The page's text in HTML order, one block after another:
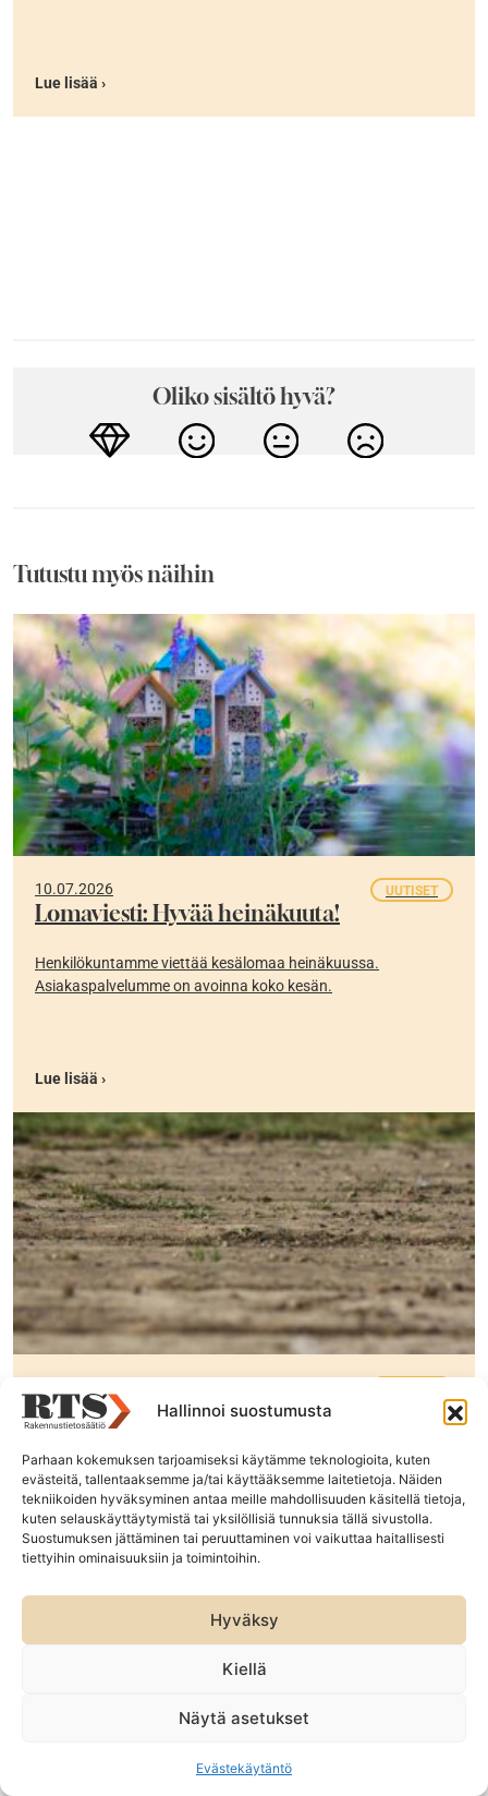
Hallinnoi suostumusta
Parhaan kokemuksen tarjoamiseksi käytämme teknologioita, kuten
evästeitä, tallentaaksemme ja/tai käyttääksemme laitetietoja. Näiden
tekniikoiden hyväksyminen antaa meille mahdollisuuden käsitellä tietoja,
kuten selauskäyttäytymistä tai yksilöllisiä tunnuksia tällä sivustolla.
Suostumuksen jättäminen tai peruuttaminen voi vaikuttaa haitallisesti
tiettyihin ominaisuuksiin ja toimintoihin.
Hyväksy
Kiellä
Näytä asetukset
Evästekäytäntö
Lue lisää ›
Oliko sisältö hyvä?
Tutustu myös näihin
10.07.2026 UUTISET
Lomaviesti: Hyvää heinäkuuta!
Henkilökuntamme viettää kesälomaa heinäkuussa.
Asiakaspalvelumme on avoinna koko kesän.
Lue lisää ›
Lausuntopyyntö: InfraRYL ja MaaRYL,
16300 Kaivantojen tukiseinärakenteet
(RTS 26:18)
Pyydämme alalta lausuntoja InfraRYL- ja MaaRYL-
ehdotukseen koskien luvun 16300 Kaivantojen
tukiseinärakenteet päivitystä.
Lue lisää ›